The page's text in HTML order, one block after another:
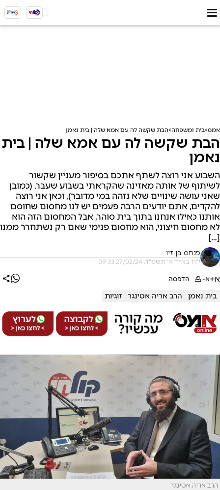
אמס בית ומשפחה הבת שקשה לה עם אמא שלה | בית נאמן
הבת שקשה לה עם אמא שלה | בית
נאמן
השבוע אני רוצה לשתף אתכם בסיפור מעניין שקשור
לשיתוף של אותה מאזינה שהקראתי בשבוע שעבר. (כמובן
שאני עושה שינויים שלא נזהה במי מדובר), וכאן אני רוצה
להקדים, אתם יודעים הרבה פעמים יש לנו מחסום שחוסם
אותנו כאילו אנחנו בתוך בית סוהר, אבל המחסום הזה הוא
לא מחסום חיצוני, הוא מחסום פנימי שאם רק נשתחרר ממנו
[…]
פנחס בן זיו
י"ח באדר א׳ תשפ"ד, 27/02/24 09:33
א+א- הדפסה
בית נאמן הרב אריה אטינגר זוגיות
הרב אריה אטינגר